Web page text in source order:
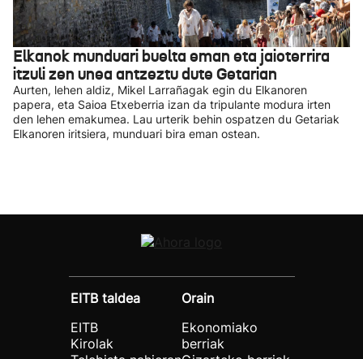
Elkanok munduari buelta eman eta jaioterrira
itzuli zen unea antzeztu dute Getarian
Aurten, lehen aldiz, Mikel Larrañagak egin du Elkanoren
papera, eta Saioa Etxeberria izan da tripulante modura irten
den lehen emakumea. Lau urterik behin ospatzen du Getariak
Elkanoren iritsiera, munduari bira eman ostean.
EITB taldea
EITB
Kirolak
Orain
Ekonomiako
berriak